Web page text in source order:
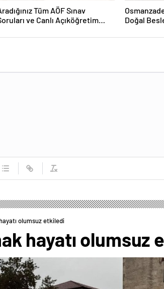
Tüm AÖF Sınav
ve Canlı Açıköğretim
Doğal
olumsuz etkiledi
hayatı olumsuz